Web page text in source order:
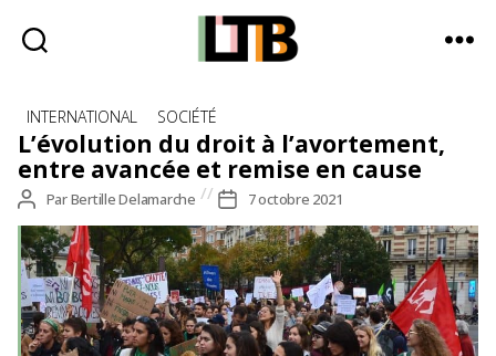
Bag
-
Média
d'information
quotidienne
Catégories
INTERNATIONAL SOCIÉTÉ
L’évolution du droit à l’avortement,
entre avancée et remise en cause
Auteur
de
l’article
ParBertille Delamarche
Date
de
l’article
7 octobre 2021